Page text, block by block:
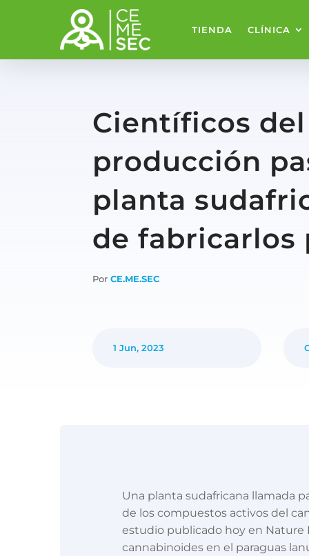
TIENDA CLÍNICA
Científicos
producción
planta
de fabricarlos
PorCE.ME.SEC
1 Jun, 2023
Una planta sudafricana llamada
de los compuestos activos del
estudio publicado hoy en Nature
cannabinoides en el paraguas